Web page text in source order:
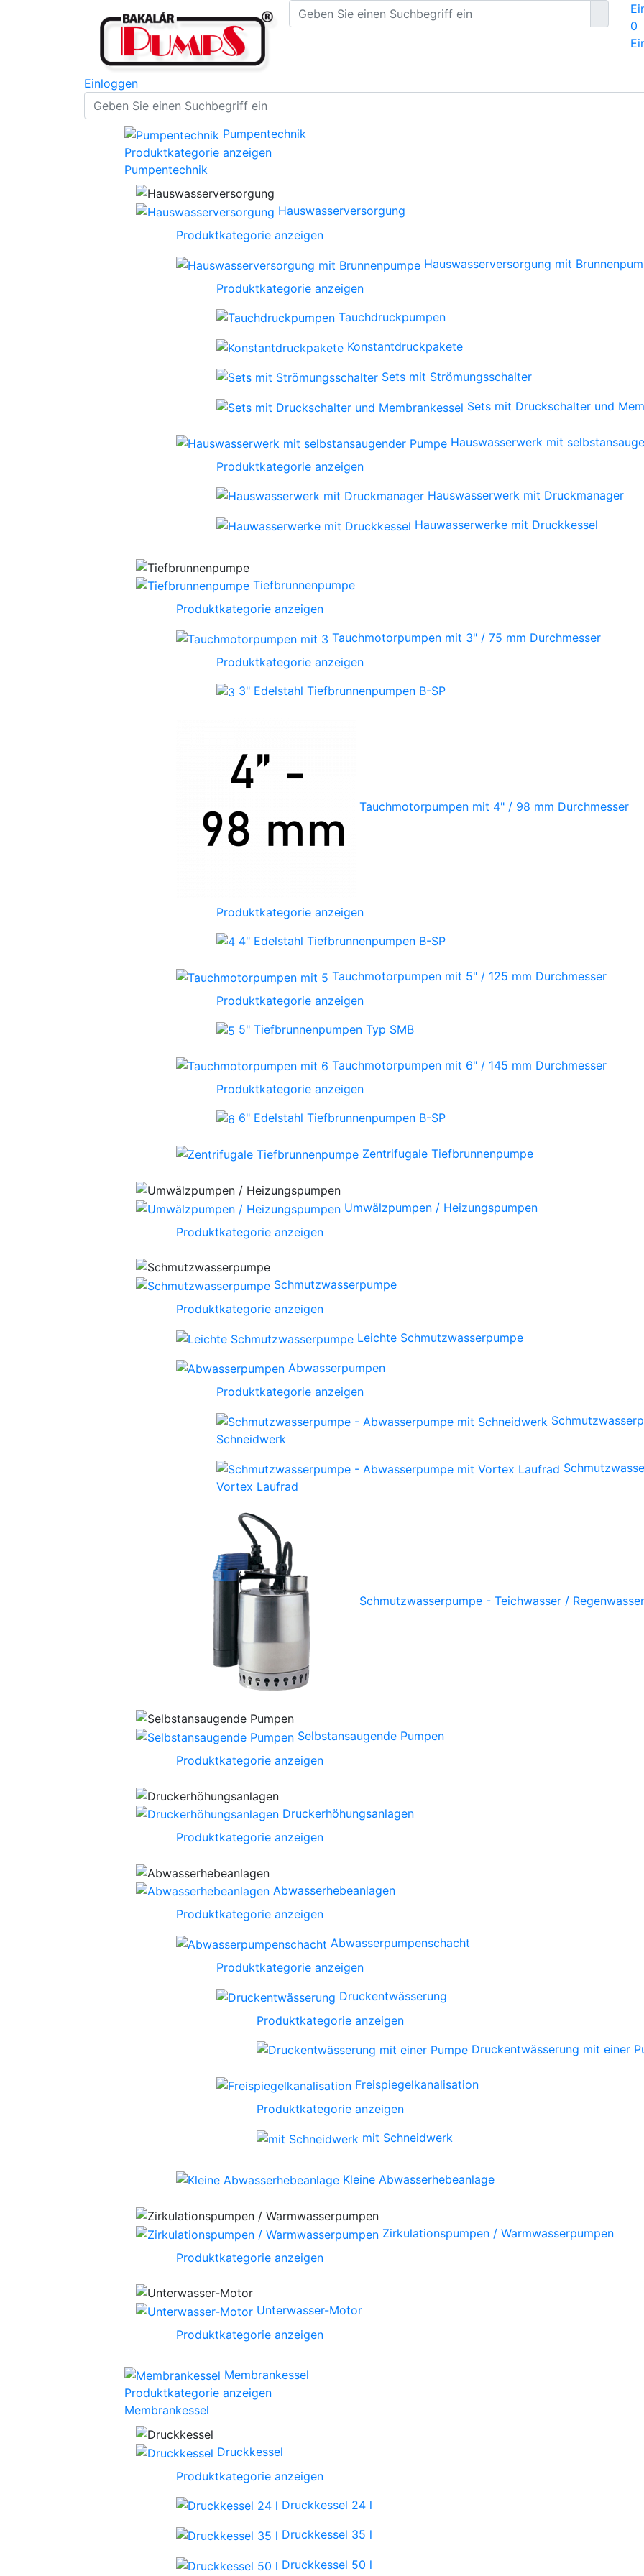
0
Einloggen
Pumpentechnik
Produktkategorie anzeigen
Pumpentechnik
Hauswasserversorgung
Produktkategorie anzeigen
Hauswasserversorgung mit
Produktkategorie anzeigen
Tauchdruckpumpen
Konstantdruckpakete
Sets mit Strömungsschalter
Sets mit Druckschalter und
Hauswasserwerk mit
Produktkategorie anzeigen
Hauswasserwerk mit Druckmanager
Hauwasserwerke mit Druckkessel
Tiefbrunnenpumpe
Produktkategorie anzeigen
Tauchmotorpumpen mit 3" / 75 mm Durchmesser
Produktkategorie anzeigen
3" Edelstahl Tiefbrunnenpumpen B-SP
Tauchmotorpumpen mit 4" / 98 mm Durchmesser
Produktkategorie anzeigen
4" Edelstahl Tiefbrunnenpumpen B-SP
Tauchmotorpumpen mit 5" / 125 mm Durchmesser
Produktkategorie anzeigen
5" Tiefbrunnenpumpen Typ SMB
Tauchmotorpumpen mit 6" / 145 mm Durchmesser
Produktkategorie anzeigen
6" Edelstahl Tiefbrunnenpumpen B-SP
Zentrifugale Tiefbrunnenpumpe
Umwälzpumpen / Heizungspumpen
Produktkategorie anzeigen
Schmutzwasserpumpe
Produktkategorie anzeigen
Leichte Schmutzwasserpumpe
Abwasserpumpen
Produktkategorie anzeigen
Schneidwerk
Vortex Laufrad
Schmutzwasserpumpe - Teichwasser /
Selbstansaugende Pumpen
Produktkategorie anzeigen
Druckerhöhungsanlagen
Produktkategorie anzeigen
Abwasserhebeanlagen
Produktkategorie anzeigen
Abwasserpumpenschacht
Produktkategorie anzeigen
Druckentwässerung
Produktkategorie anzeigen
Druckentwässerung mit einer
Freispiegelkanalisation
Produktkategorie anzeigen
mit Schneidwerk
Kleine Abwasserhebeanlage
Zirkulationspumpen / Warmwasserpumpen
Produktkategorie anzeigen
Unterwasser-Motor
Produktkategorie anzeigen
Membrankessel
Produktkategorie anzeigen
Membrankessel
Druckkessel
Produktkategorie anzeigen
Druckkessel 24 l
Druckkessel 35 l
Druckkessel 50 l